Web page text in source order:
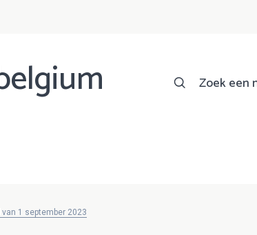
Zoek een
1 september 2023